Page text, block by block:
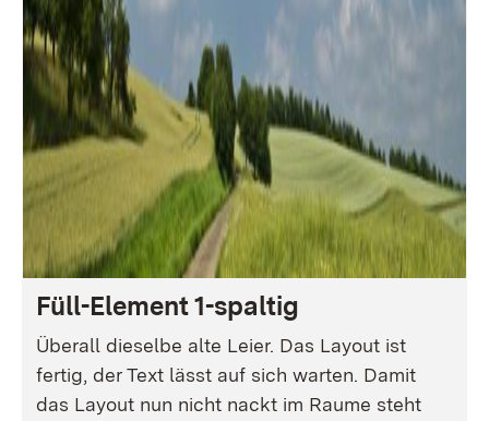
Füll-Element 1-spaltig
Überall dieselbe alte Leier. Das Layout ist
fertig, der Text lässt auf sich warten. Damit
das Layout nun nicht nackt im Raume steht